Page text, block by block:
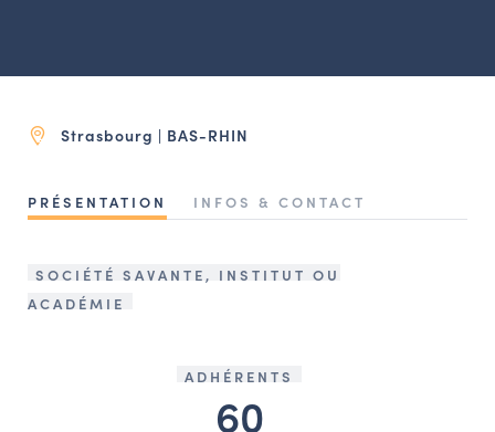
OUTILS EN LIGNE
Service Inventaire et Patrimoines de la Région Grand Est
Strasbourg | BAS-RHIN
PRÉSENTATION INFOS & CONTACT
SOCIÉTÉ SAVANTE, INSTITUT OU
ACADÉMIE
ADHÉRENTS
60